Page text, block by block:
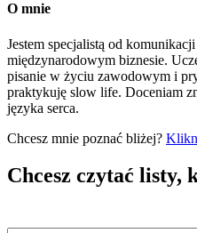
O mnie
Jestem specjalistą od
międzynarodowym biznesie.
pisanie w życiu zawodowym i
praktykuję slow life. Doceniam
języka serca.
Chcesz mnie poznać bliżej?
Chcesz czytać listy,